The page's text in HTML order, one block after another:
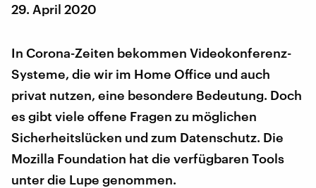
29. April 2020
In Corona-Zeiten bekommen Videokonferenz-
Systeme, die wir im Home Office und auch
privat nutzen, eine besondere Bedeutung. Doch
es gibt viele offene Fragen zu möglichen
Sicherheitslücken und zum Datenschutz. Die
Mozilla Foundation hat die verfügbaren Tools
unter die Lupe genommen.